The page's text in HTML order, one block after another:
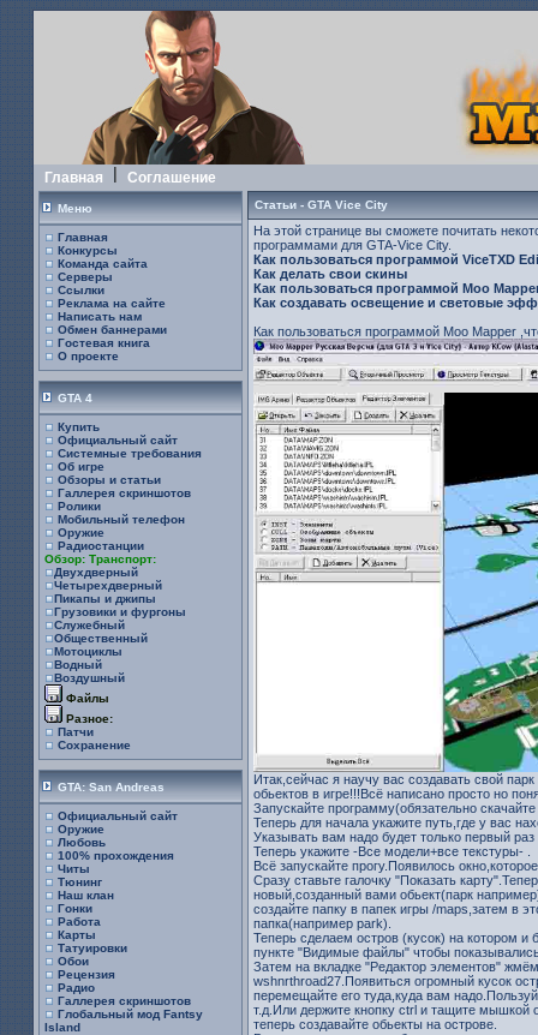
Главная Соглашение
Меню
Главная
Конкурсы
Команда сайта
Серверы
Ссылки
Реклама на сайте
Написать нам
Обмен баннерами
Гостевая книга
О проекте
GTA 4
Купить
Официальный сайт
Системные требования
Об игре
Обзоры и статьи
Галлерея скриншотов
Ролики
Мобильный телефон
Оружие
Радиостанции
Обзор: Транспорт:
Двухдверный
Четырехдверный
Пикапы и джипы
Грузовики и фургоны
Служебный
Общественный
Мотоциклы
Водный
Воздушный
Файлы
Разное:
Патчи
Сохранение
GTA: San Andreas
Официальный сайт
Оружие
Любовь
100% прохождения
Читы
Тюнинг
Наш клан
Гонки
Работа
Карты
Татуировки
Обои
Рецензия
Радио
Галлерея скриншотов
Глобальный мод Fantsy
Island
Статьи - GTA Vice City
На этой странице вы сможете почитать
программами для GTA-Vice City.
Как пользоваться программой ViceTXD
Как делать свои скины
Как пользоваться программой Moo
Как создавать освещение и световые
Как пользоваться программой Moo Mapper
Итак,сейчас я научу вас создавать свой
обьектов в игре!!!Всё написано просто но
Запускайте программу(обязательно
Теперь для начала укажите путь,где у вас
Указывать вам надо будет только первый
Теперь укажите -Все модели+все текстуры- .
Всё запускайте прогу.Появилось
Сразу ставьте галочку "Показать
новый,созданный вами обьект(парк
создайте папку в папек игры /maps,затем в
папка(например park).
Теперь сделаем остров (кусок) на котором и
пункте "Видимые файлы" чтобы
Затем на вкладке "Редактор элементов"
wshnrthroad27.Появиться огромный кусок
перемещайте его туда,куда вам
т.д.Или держите кнопку ctrl и тащите мышкой
теперь создавайте обьекты на острове.